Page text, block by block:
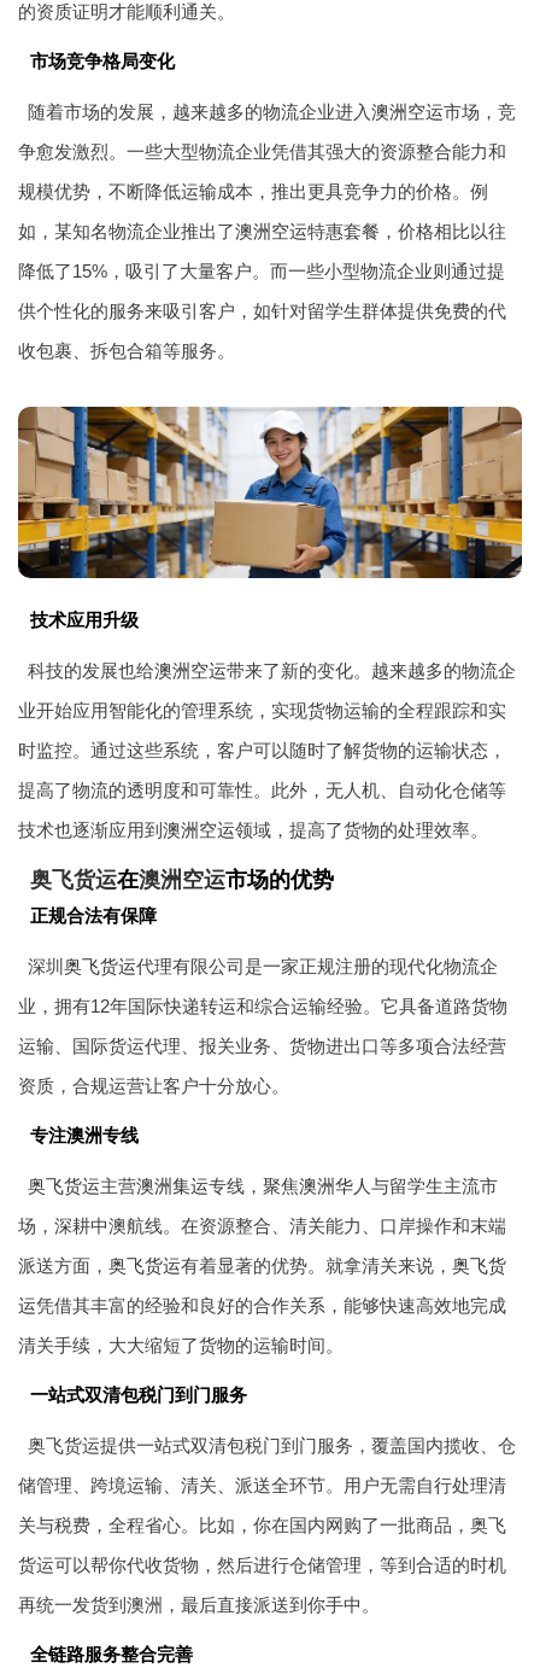
的资质证明才能顺利通关。
市场竞争格局变化
随着市场的发展，越来越多的物流企业进入澳洲空运市场，竞
争愈发激烈。一些大型物流企业凭借其强大的资源整合能力和
规模优势，不断降低运输成本，推出更具竞争力的价格。例
如，某知名物流企业推出了澳洲空运特惠套餐，价格相比以往
降低了15%，吸引了大量客户。而一些小型物流企业则通过提
供个性化的服务来吸引客户，如针对留学生群体提供免费的代
收包裹、拆包合箱等服务。
技术应用升级
科技的发展也给澳洲空运带来了新的变化。越来越多的物流企
业开始应用智能化的管理系统，实现货物运输的全程跟踪和实
时监控。通过这些系统，客户可以随时了解货物的运输状态，
提高了物流的透明度和可靠性。此外，无人机、自动化仓储等
技术也逐渐应用到 澳洲空运领域，提高了货物的处理效率。
奥飞货运在澳洲空运市场的优势
正规合法有保障
深圳 奥飞货运代理有限公司是一家正规注册的现代化物流企
业，拥有12年国际快递转运和综合运输经验。它具备道路货物
运输、国际货运代理、报关业务、货物进出口等多项合法经营
资质，合规运营让客户十分放心。
专注澳洲专线
奥飞货运主营澳洲集运专线，聚焦澳洲华人与留学生主流市
场，深耕中澳航线。在资源整合、清关能力、口岸操作和末端
派送方面， 奥飞货运有着显著的优势。就拿清关来说， 奥飞货
运凭借其丰富的经验和良好的合作关系，能够快速高效地完成
清关手续，大大缩短了货物的运输时间。
一站式双清包税门到门服务
奥飞货运提供一站式双清包税门到门服务，覆盖国内揽收、仓
储管理、跨境运输、清关、派送全环节。用户无需自行处理清
关与税费，全程省心。比如，你在国内网购了一批商品，奥飞
货运可以帮你代收货物，然后进行仓储管理，等到合适的时机
再统一发货到澳洲，最后直接派送到你手中。
全链路服务整合完善